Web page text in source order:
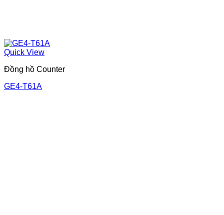
Quick View
Đồng hồ Counter
GE4-T61A